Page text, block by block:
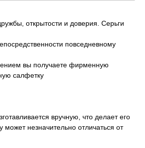
открытости и доверия. Серьги
повседневному
вы получаете фирменную
салфетку
вручную, что делает его
может незначительно отличаться от